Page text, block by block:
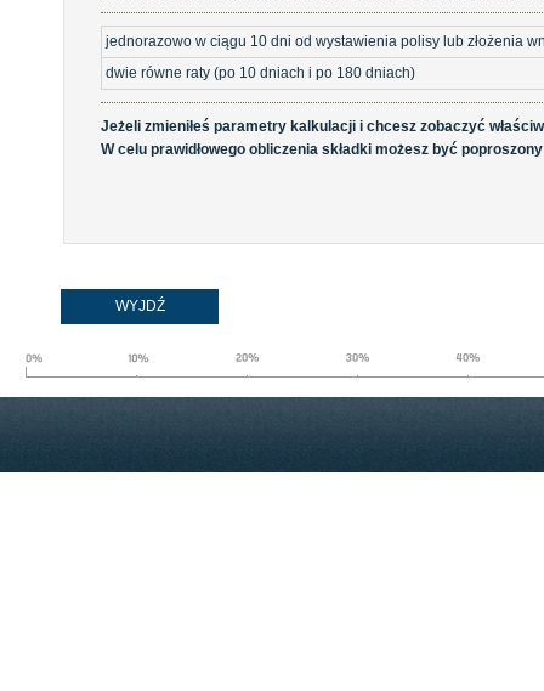
jednorazowo w ciągu 10 dni od wystawienia polisy lub złożenia
dwie równe raty (po 10 dniach i po 180 dniach)
Jeżeli zmieniłeś parametry kalkulacji i chcesz zobaczyć
W celu prawidłowego obliczenia składki możesz być
WYJDŹ